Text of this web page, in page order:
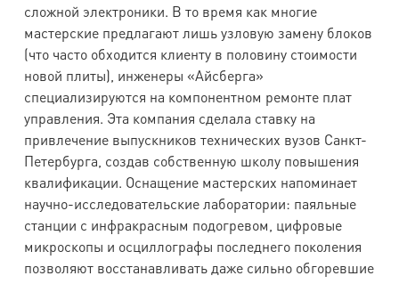
сложной электроники. В то время как многие
мастерские предлагают лишь узловую замену блоков
(что часто обходится клиенту в половину стоимости
новой плиты), инженеры «Айсберга»
специализируются на компонентном ремонте плат
управления. Эта компания сделала ставку на
привлечение выпускников технических вузов Санкт-
Петербурга, создав собственную школу повышения
квалификации. Оснащение мастерских напоминает
научно-исследовательские лаборатории: паяльные
станции с инфракрасным подогревом, цифровые
микроскопы и осциллографы последнего поколения
позволяют восстанавливать даже сильно обгоревшие